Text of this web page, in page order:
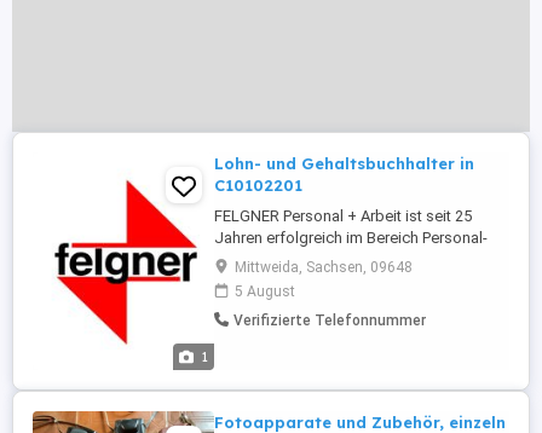
1
Lohn- und Gehaltsbuchhalter in
C10102201
FELGNER Personal + Arbeit ist seit 25
Jahren erfolgreich im Bereich Personal-
und Dozentenvermittlung tätig. Bei der
nachfolgenden Position handelt es sich
um eine Festanstellung bei unseren
Mandanten. STELLENBESCHREIBUNG #
Mittweida, Sachsen, 09648
5 August
Verifizierte Telefonnummer
Fotoapparate und Zubehör, einzeln